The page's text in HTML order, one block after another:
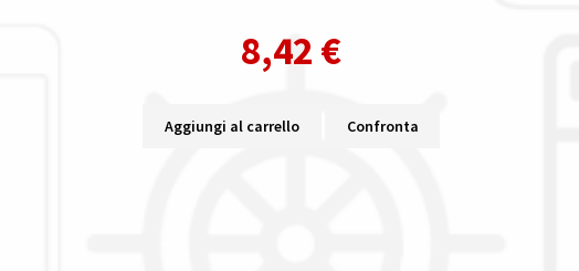
8,42 €
Aggiungi al carrello Confronta